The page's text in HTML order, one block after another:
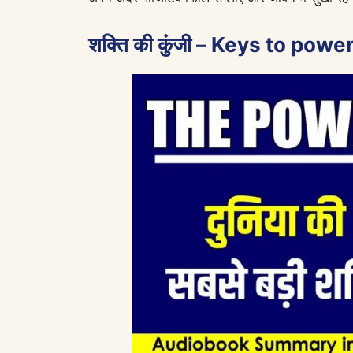
शक्ति की कुंजी – Keys to